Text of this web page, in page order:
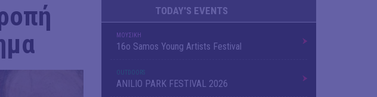
TODAY'S EVENTS
ΜΟΥΣΙΚΗ
16o Samos Young Artists Festival
OUTDΟORS
ANILIO PARK FESTIVAL 2026